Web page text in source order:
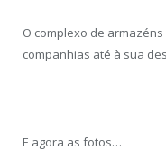
O complexo de
companhias até à sua
E agora as fotos…